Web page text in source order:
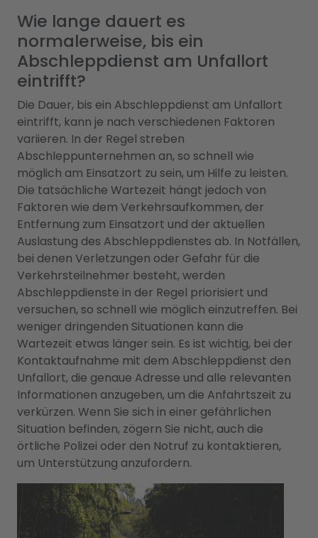
Wie lange dauert es
normalerweise, bis ein
Abschleppdienst am Unfallort
eintrifft?
Die Dauer, bis ein Abschleppdienst am Unfallort
eintrifft, kann je nach verschiedenen Faktoren
variieren. In der Regel streben
Abschleppunternehmen an, so schnell wie
möglich am Einsatzort zu sein, um Hilfe zu leisten.
Die tatsächliche Wartezeit hängt jedoch von
Faktoren wie dem Verkehrsaufkommen, der
Entfernung zum Einsatzort und der aktuellen
Auslastung des Abschleppdienstes ab. In Notfällen,
bei denen Verletzungen oder Gefahr für die
Verkehrsteilnehmer besteht, werden
Abschleppdienste in der Regel priorisiert und
versuchen, so schnell wie möglich einzutreffen. Bei
weniger dringenden Situationen kann die
Wartezeit etwas länger sein. Es ist wichtig, bei der
Kontaktaufnahme mit dem Abschleppdienst den
Unfallort, die genaue Adresse und alle relevanten
Informationen anzugeben, um die Anfahrtszeit zu
verkürzen. Wenn Sie sich in einer gefährlichen
Situation befinden, zögern Sie nicht, auch die
örtliche Polizei oder den Notruf zu kontaktieren,
um Unterstützung anzufordern.